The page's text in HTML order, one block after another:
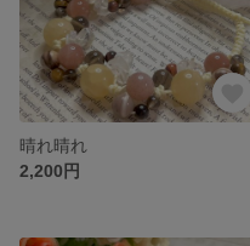
晴れ晴れ
2,200円